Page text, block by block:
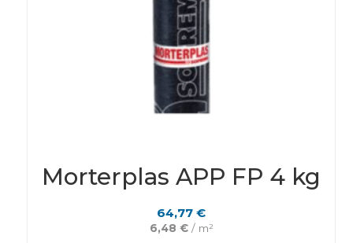
Morterplas APP FP 4 kg
64,77€
6,48 €/ m²